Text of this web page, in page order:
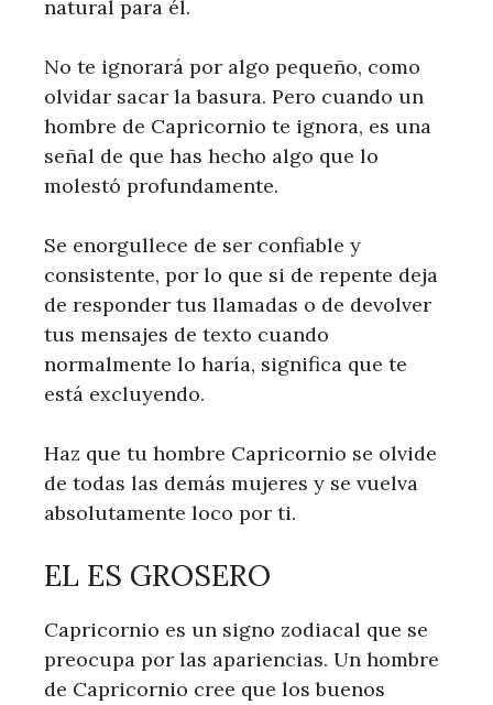
natural para él.
No te ignorará por algo pequeño, como
olvidar sacar la basura. Pero cuando un
hombre de Capricornio te ignora, es una
señal de que has hecho algo que lo
molestó profundamente.
Se enorgullece de ser confiable y
consistente, por lo que si de repente deja
de responder tus llamadas o de devolver
tus mensajes de texto cuando
normalmente lo haría, significa que te
está excluyendo.
Haz que tu hombre Capricornio se olvide
de todas las demás mujeres y se vuelva
absolutamente loco por ti.
EL ES GROSERO
Capricornio es un signo zodiacal que se
preocupa por las apariencias. Un hombre
de Capricornio cree que los buenos